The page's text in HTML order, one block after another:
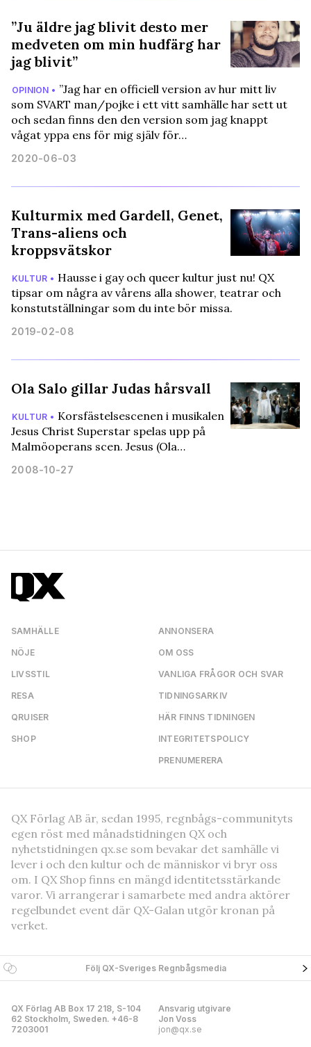
”Ju äldre jag blivit desto mer
medveten om min hudfärg har
jag blivit”
OPINION • ”Jag har en officiell version av hur mitt liv
som SVART man/pojke i ett vitt samhälle har sett ut
och sedan finns den den version som jag knappt
vågat yppa ens för mig själv för…
2020-06-03
Kulturmix med Gardell, Genet,
Trans-aliens och
kroppsvätskor
KULTUR • Hausse i gay och queer kultur just nu! QX
tipsar om några av vårens alla shower, teatrar och
konstutställningar som du inte bör missa.
2019-02-08
Ola Salo gillar Judas hårsvall
KULTUR • Korsfästelsescenen i musikalen
Jesus Christ Superstar spelas upp på
Malmöoperans scen. Jesus (Ola…
2008-10-27
SAMHÄLLE
NÖJE
LIVSSTIL
RESA
QRUISER
SHOP
ANNONSERA
OM OSS
VANLIGA FRÅGOR OCH SVAR
TIDNINGSARKIV
HÄR FINNS TIDNINGEN
INTEGRITETSPOLICY
PRENUMERERA
QX Förlag AB är, sedan 1995, regnbågs-communityts
egen röst med månadstidningen QX och
nyhetstidningen qx.se som bevakar det samhälle vi
lever i och den kultur och de människor vi bryr oss
om. I QX Shop finns en mängd identitetsstärkande
varor. Vi arrangerar i samarbete med andra aktörer
regelbundet event där QX-Galan utgör kronan på
verket.
Följ QX-Sveriges Regnbågsmedia
QX Förlag AB Box 17 218, S-104
62 Stockholm, Sweden. +46-8
7203001
Ansvarig utgivare
Jon Voss
jon@qx.se